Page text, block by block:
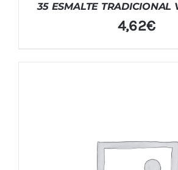
35 ESMALTE TRADICIONAL
4,62€